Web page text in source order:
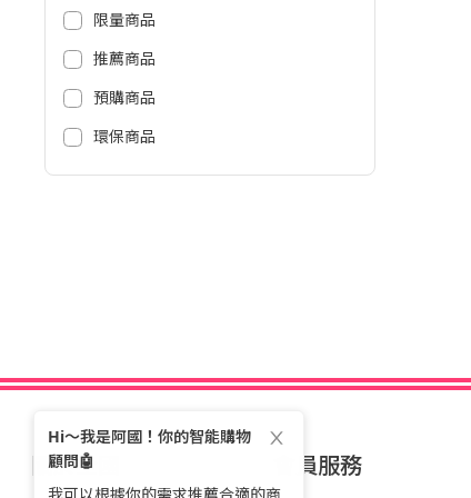
限量商品
推薦商品
預購商品
環保商品
關於全國 會員服務